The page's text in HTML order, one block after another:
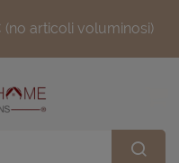
(no articoli voluminosi)